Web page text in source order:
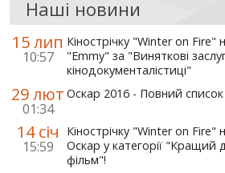
Наші новини
15 лип
10:57
Кінострічку "Winter on Fire"
"Emmy" за "Виняткові
кінодокументалістиці"
29 лют
01:34
Оскар 2016 - Повний
14 січ
15:59
Кінострічку "Winter on Fire"
Оскар у категорії "Кращий
фільм"!